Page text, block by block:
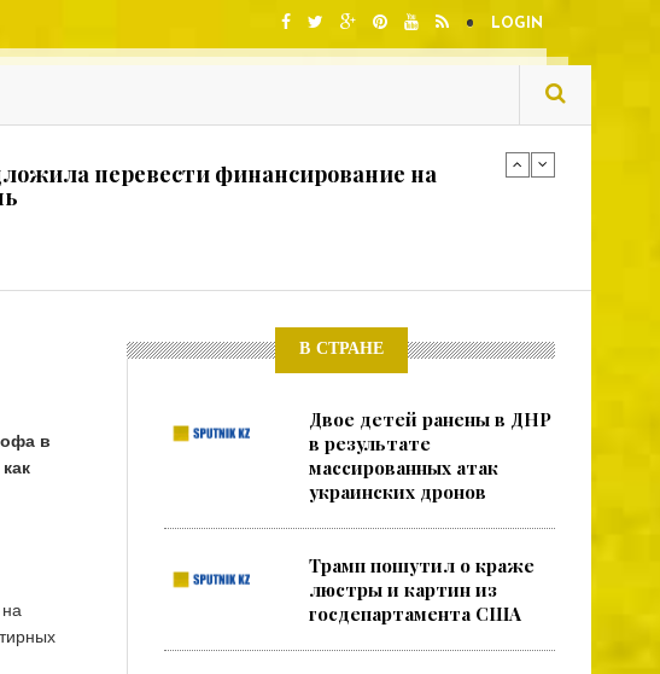
LOGIN
перевести финансирование на
об угрозе кошек для птенцов весной
успешно извлекли боеприпас у солдата
над Киевом в словах Навроцкого
возгорания разбился пожарный вертолёт
в
В СТРАНЕ
Двое детей ранены в ДНР
в результате
массированных атак
украинских дронов
Трамп пошутил о краже
люстры и картин из
госдепартамента США